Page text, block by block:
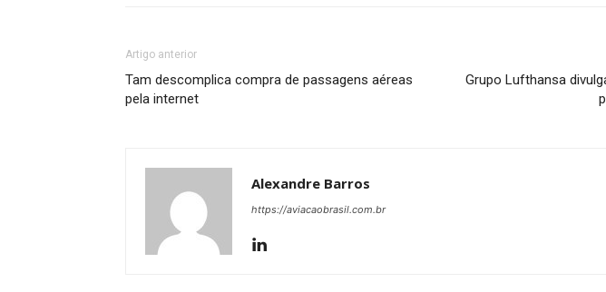
Artigo anterior
Tam descomplica compra de passagens aéreas
pela internet
Grupo Lufthansa
Alexandre Barros
https://aviacaobrasil.com.br